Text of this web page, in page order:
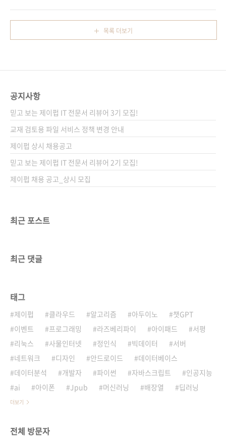
무엇일까요? 지난 12월 일본의 한 사전 편집위
원회가 꼽은 2024년 신어(新語) 중에 ‘언어
화’라는 단어가 대상을 수상했습니다. ‘언어화’란
[예스이십사] 출판사 제이펍도서명 브랜드 디자
인, 이렇게 하면 되나요? 부제목 브랜딩의 기초
제 본 무선(soft cover)정 가 20,000원ISBN
979-11-93926-75-8 (13650) 키워드 브랜딩,
브랜드, 디자인감각, 퍼스널브랜딩, 스몰브..
목록 더보기
공지사항
믿고 보는 제이펍 IT 전문서 리뷰어 3기 모집!
교재 검토용 파일 서비스 정책 변경 안내
제이펍 상시 채용공고
믿고 보는 제이펍 IT 전문서 리뷰어 2기 모집!
제이펍 채용 공고_상시 모집
최근 포스트
최근 댓글
태그
제이펍 클라우드 알고리즘 아두이노
챗GPT
이벤트
프로그래밍 라즈베리파이 아이패드
서평
리눅스
사물인터넷 정인식 빅데이터
서버
네트워크
디자인 안드로이드
데이터베이스
데이터분석
개발자 파이썬 자바스크립트
인공지능
ai
아이폰 Jpub 머신러닝 배장열 딥러닝
더보기
전체 방문자